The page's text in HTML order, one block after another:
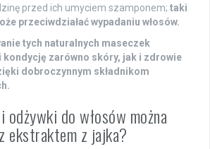
przed ich umyciem szamponem; taki
przeciwdziałać wypadaniu włosów.
tych naturalnych maseczek
kondycję zarówno skóry, jak i zdrowie
dobroczynnym składnikom
odżywki do włosów można
ekstraktem z jajka?